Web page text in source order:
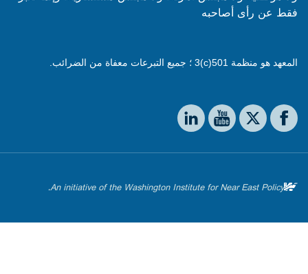
فقط عن رأى أصاحبه
المعهد هو منظمة 501(c)3 ؛ جميع التبرعات معفاة من الضرائب.
Social media
The Washington Institute on Facebook
The Washington Institute on X
The Washington Institute on YouTube
The Washington Institute on LinkedIn
An initiative of the Washington Institute for Near East Policy.